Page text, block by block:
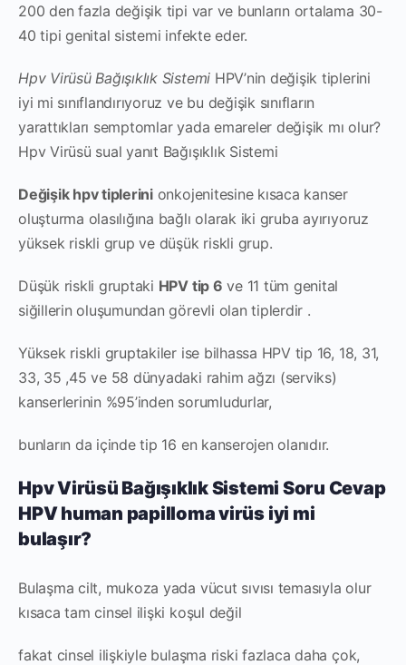
200 den fazla değişik tipi var ve bunların ortalama 30-
40 tipi genital sistemi infekte eder.
Hpv Virüsü Bağışıklık Sistemi HPV’nin değişik tiplerini
iyi mi sınıflandırıyoruz ve bu değişik sınıfların
yarattıkları semptomlar yada emareler değişik mı olur?
Hpv Virüsü sual yanıt Bağışıklık Sistemi
Değişik hpv tiplerinionkojenitesine kısaca kanser
oluşturma olasılığına bağlı olarak iki gruba ayırıyoruz
yüksek riskli grup ve düşük riskli grup.
Düşük riskli gruptaki HPV tip 6 ve 11 tüm genital
siğillerin oluşumundan görevli olan tiplerdir .
Yüksek riskli gruptakiler ise bilhassa HPV tip 16, 18, 31,
33, 35 ,45 ve 58 dünyadaki rahim ağzı (serviks)
kanserlerinin %95’inden sorumludurlar,
bunların da içinde tip 16 en kanserojen olanıdır.
Hpv Virüsü Bağışıklık Sistemi Soru Cevap
HPV human papilloma virüs iyi mi
bulaşır?
Bulaşma cilt, mukoza yada vücut sıvısı temasıyla olur
kısaca tam cinsel ilişki koşul değil
fakat cinsel ilişkiyle bulaşma riski fazlaca daha çok,